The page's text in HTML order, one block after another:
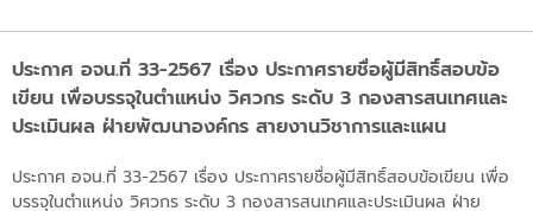
ประกาศ อจน.ที่ 33-2567 เรื่อง ประกาศรายชื่อผู้มีสิทธิ์สอบข้อ
เขียน เพื่อบรรจุในตำแหน่ง วิศวกร ระดับ 3 กองสารสนเทศและ
ประเมินผล ฝ่ายพัฒนาองค์กร สายงานวิชาการและแผน
ประกาศ อจน.ที่ 33-2567 เรื่อง ประกาศรายชื่อผู้มีสิทธิ์สอบข้อเขียน เพื่อ
บรรจุในตำแหน่ง วิศวกร ระดับ 3 กองสารสนเทศและประเมินผล ฝ่าย